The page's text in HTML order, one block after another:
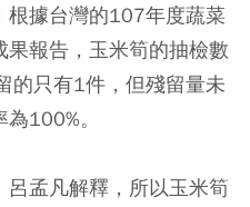
根據台灣的107年度蔬菜
報告，玉米筍的抽檢數
的只有1件，但殘留量未
100%。
呂孟凡解釋，所以玉米筍